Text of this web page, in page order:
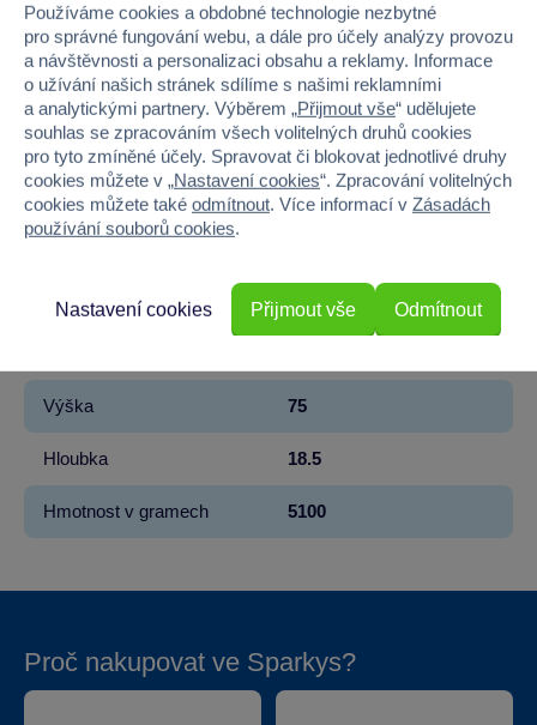
Kód produktu 939MP-173752PE13
Značka MGA Entertainment
Řada LITTLE TIKES
Věk od 3
Materiál PLAST
Výška 75
Hloubka 18.5
Hmotnost v gramech 5100
Proč nakupovat ve Sparkys?
Používáme cookies a obdobné technologie nezbytné
pro správné fungování webu, a dále pro účely analýzy provozu
a návštěvnosti a personalizaci obsahu a reklamy. Informace
o užívání našich stránek sdílíme s našimi reklamními
a analytickými partnery. Výběrem „Přijmout vše“ udělujete
souhlas se zpracováním všech volitelných druhů cookies
pro tyto zmíněné účely. Spravovat či blokovat jednotlivé druhy
cookies můžete v „Nastavení cookies“. Zpracování volitelných
cookies můžete také odmítnout. Více informací v Zásadách
používání souborů cookies.
Odmítnout
Nastavení cookies Přijmout vše